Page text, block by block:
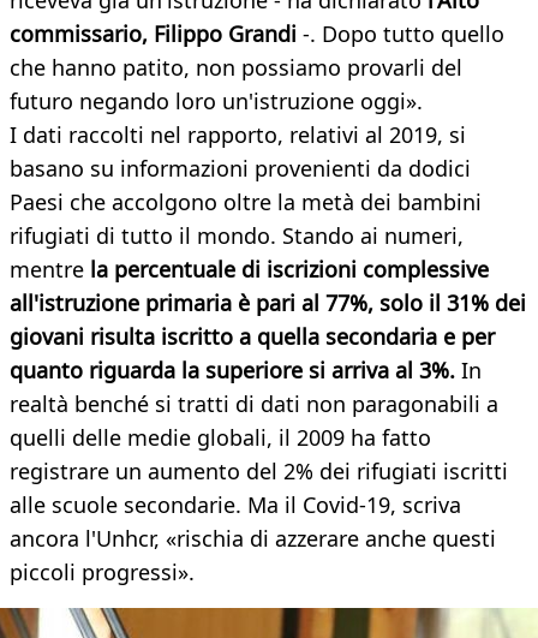
commissario, Filippo Grandi -. Dopo tutto quello
che hanno patito, non possiamo provarli del
futuro negando loro un'istruzione oggi».
I dati raccolti nel rapporto, relativi al 2019, si
basano su informazioni provenienti da dodici
Paesi che accolgono oltre la metà dei bambini
rifugiati di tutto il mondo. Stando ai numeri,
mentre la percentuale di iscrizioni complessive
all'istruzione primaria è pari al 77%, solo il 31% dei
giovani risulta iscritto a quella secondaria e per
quanto riguarda la superiore si arriva al 3%. In
realtà benché si tratti di dati non paragonabili a
quelli delle medie globali, il 2009 ha fatto
registrare un aumento del 2% dei rifugiati iscritti
alle scuole secondarie. Ma il Covid-19, scriva
ancora l'Unhcr, «rischia di azzerare anche questi
piccoli progressi».